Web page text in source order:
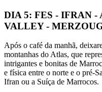
DIA 5: FES - IFRAN
VALLEY -
Após o café da manhã,
montanhas do Atlas, que
intrigantes e bonitas de
e física entre o norte e o pré-
Ifran ou a Suíça de Marrocos.